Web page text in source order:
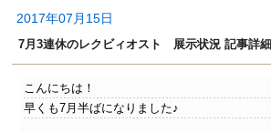
2017年07月15日
7月3連休のレクビィオスト 展示状況 記事詳細
こんにちは！
早くも7月半ばになりました♪